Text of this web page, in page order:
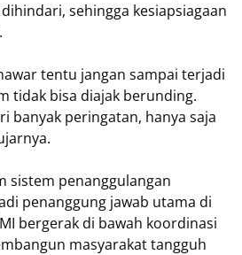
sehingga kesiapsiagaan
tentu jangan sampai terjadi
tidak bisa diajak berunding.
banyak peringatan, hanya saja
sistem penanggulangan
penanggung jawab utama di
bergerak di bawah koordinasi
masyarakat tangguh